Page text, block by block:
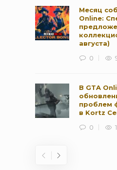
Месяц
Online:
августа)
0
В GTA
проблем
в Kortz
0